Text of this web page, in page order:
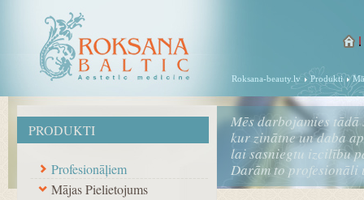
Mēs darbojamies tādā
kur zinātne un daba
lai sasniegtu izcilību
Darām to profesionāli
PRODUKTI
Profesionāļiem
Mājas Pielietojums
Roksana-beauty.lv Produkti